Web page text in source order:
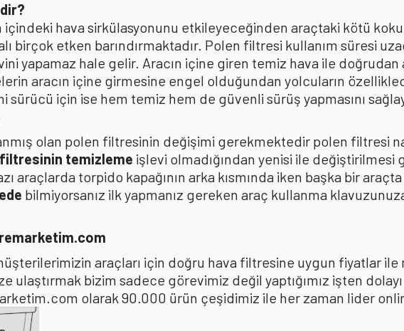
içindeki hava sirkülasyonunu etkileyeceğinden araçtaki kötü
birçok etken barındırmaktadır. Polen filtresi kullanım süresi
yapamaz hale gelir. Aracın içine giren temiz hava ile
aracın içine girmesine engel olduğundan yolcuların
sürücü için ise hem temiz hem de güvenli sürüş yapmasını
olan polen filtresinin değişimi gerekmektedir polen filtresi
temizleme işlevi olmadığından yenisi ile
araçlarda torpido kapağının arka kısmında iken başka bir
bilmiyorsanız ilk yapmanız gereken araç kullanma
araçları için doğru hava filtresine uygun fiyatlar
bizim sadece görevimiz değil yaptığımız işten dolayı
olarak 90.000 ürün çeşidimiz ile her zaman lider